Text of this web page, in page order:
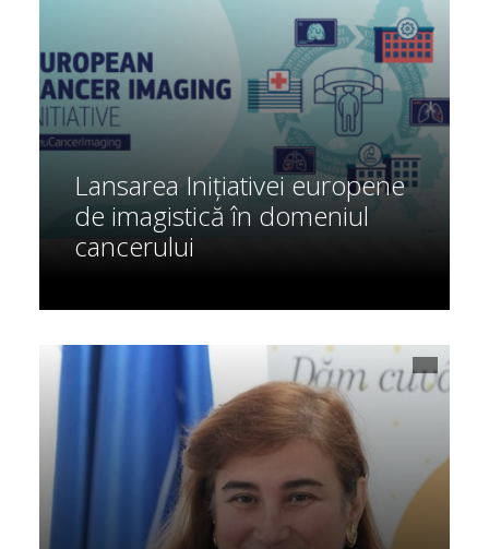
Lansarea Inițiativei europene
de imagistică în domeniul
cancerului